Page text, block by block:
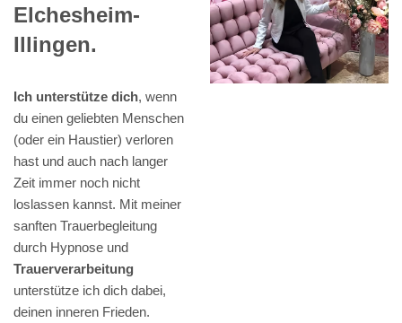
Elchesheim-
Illingen.
Ich unterstütze dich, wenn
du einen geliebten Menschen
(oder ein Haustier) verloren
hast und auch nach langer
Zeit immer noch nicht
loslassen kannst. Mit meiner
sanften Trauerbegleitung
durch Hypnose und
Trauerverarbeitung
unterstütze ich dich dabei,
deinen inneren Frieden.